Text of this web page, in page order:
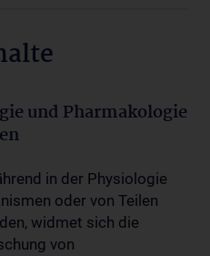
und Pharmakologie
in der Physiologie
oder von Teilen
widmet sich die
von